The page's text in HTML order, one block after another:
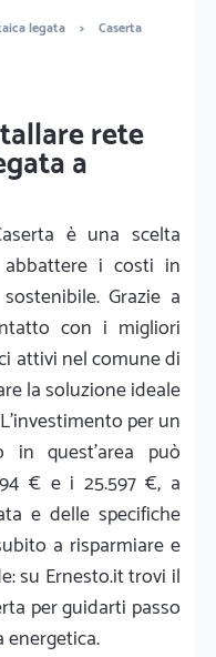
legata > Caserta
rete
a
è una scelta
i costi in
Grazie a
con i migliori
attivi nel comune di
la soluzione ideale
per un
in quest'area può
€ e i 25.597 €, a
e delle specifiche
a risparmiare e
su Ernesto.it trovi il
per guidarti passo
energetica.